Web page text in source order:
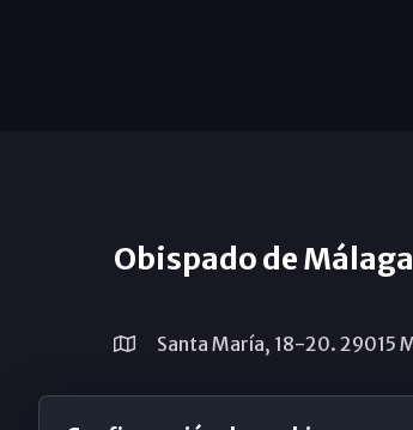
Obispado de Málaga
Santa María, 18-20. 29015
(+34) 952 224 386